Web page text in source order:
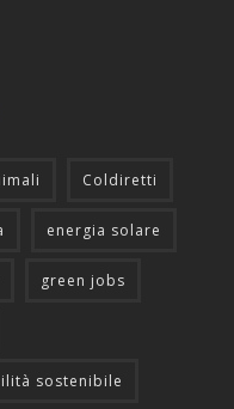
Coldiretti
energia solare
green jobs
sostenibile